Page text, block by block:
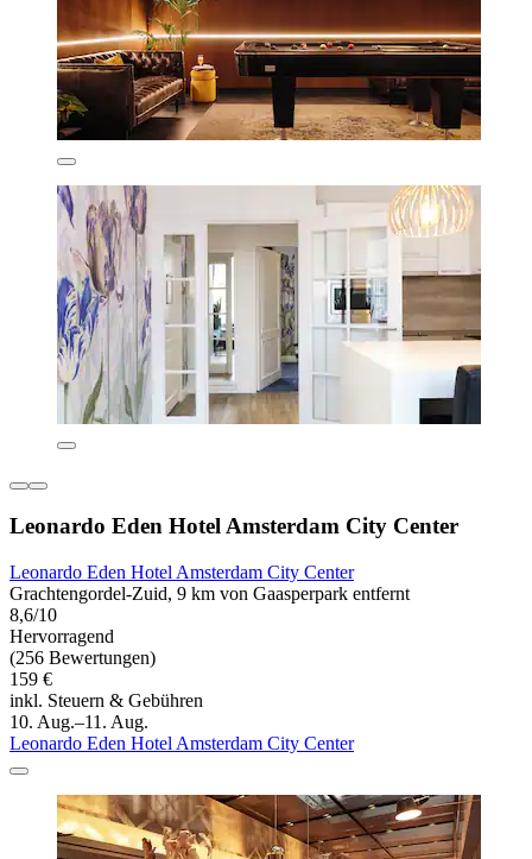
Leonardo Eden Hotel Amsterdam City Center
Leonardo Eden Hotel Amsterdam City Center
Grachtengordel-Zuid, 9 km von Gaasperpark entfernt
8,6/10
Hervorragend
(256 Bewertungen)
159 €
inkl. Steuern & Gebühren
10. Aug.–11. Aug.
Leonardo Eden Hotel Amsterdam City Center